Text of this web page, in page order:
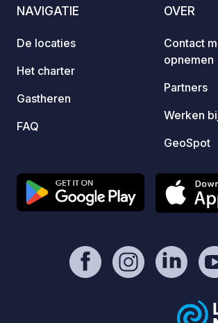
NAVIGATIE
De locaties
Het charter
Gastheren
FAQ
OVER
Contact
opnemen
Partners
Werken
GeoSpot